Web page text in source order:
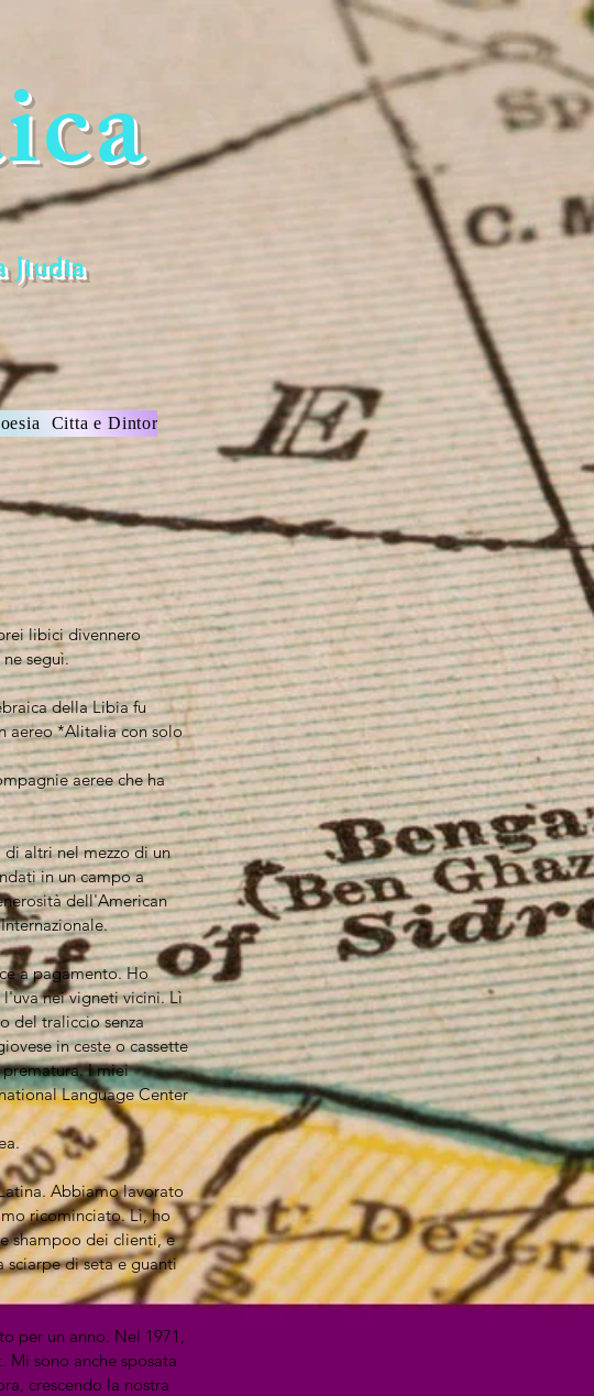
Jiudia
Citta e Dintorni Nostro Cibo Arte
libici divennero
seguì.
della Libia fu
aereo *Alitalia con solo
aeree che ha
altri nel mezzo di un
in un campo a
dell'American
a pagamento. Ho
nei vigneti vicini. Lì
del traliccio senza
in ceste o cassette
I miei
Language Center
Abbiamo lavorato
ricominciato. Lì, ho
shampoo dei clienti, e
sciarpe di seta e guanti
per un anno. Nel 1971,
Mi sono anche sposata
crescendo la nostra